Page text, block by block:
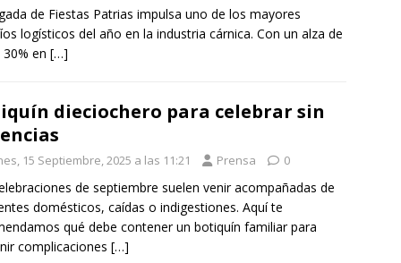
de Fiestas Patrias impulsa uno de los mayores
logísticos del año en la industria cárnica. Con un alza de
en […]
dieciochero para celebrar sin
15 Septiembre, 2025 a las 11:21 Prensa 0
de septiembre suelen venir acompañadas de
domésticos, caídas o indigestiones. Aquí te
qué debe contener un botiquín familiar para
complicaciones […]